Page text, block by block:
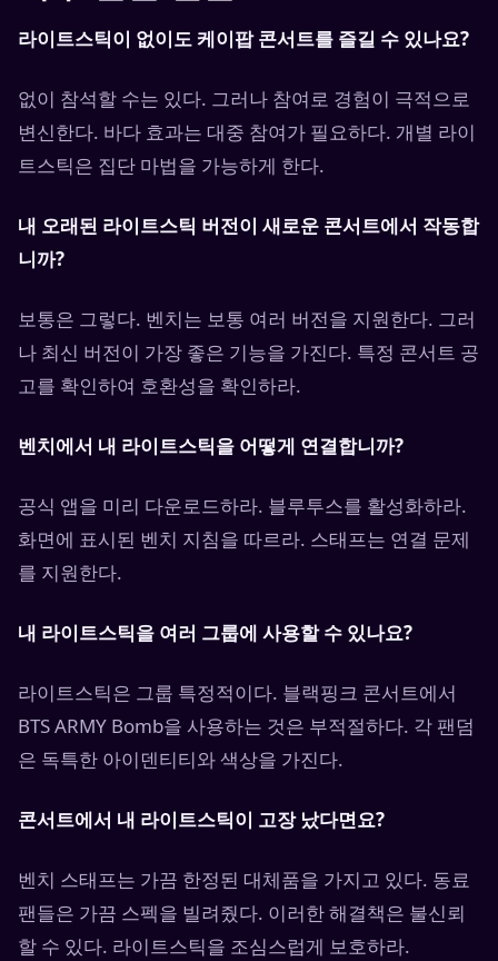
라이트스틱이 없이도 케이팝 콘서트를 즐길 수 있나요?
없이 참석할 수는 있다. 그러나 참여로 경험이 극적으로
변신한다. 바다 효과는 대중 참여가 필요하다. 개별 라이
트스틱은 집단 마법을 가능하게 한다.
내 오래된 라이트스틱 버전이 새로운 콘서트에서 작동합
니까?
보통은 그렇다. 벤치는 보통 여러 버전을 지원한다. 그러
나 최신 버전이 가장 좋은 기능을 가진다. 특정 콘서트 공
고를 확인하여 호환성을 확인하라.
벤치에서 내 라이트스틱을 어떻게 연결합니까?
공식 앱을 미리 다운로드하라. 블루투스를 활성화하라.
화면에 표시된 벤치 지침을 따르라. 스태프는 연결 문제
를 지원한다.
내 라이트스틱을 여러 그룹에 사용할 수 있나요?
라이트스틱은 그룹 특정적이다. 블랙핑크 콘서트에서
BTS ARMY Bomb을 사용하는 것은 부적절하다. 각 팬덤
은 독특한 아이덴티티와 색상을 가진다.
콘서트에서 내 라이트스틱이 고장 났다면요?
벤치 스태프는 가끔 한정된 대체품을 가지고 있다. 동료
팬들은 가끔 스펙을 빌려줬다. 이러한 해결책은 불신뢰
할 수 있다. 라이트스틱을 조심스럽게 보호하라.